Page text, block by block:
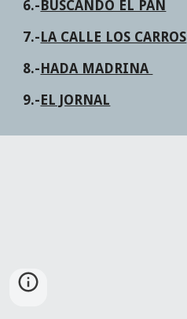
6.- BUSCANDO EL PAN
7.- LA CALLE LOS CARROS
8.- HADA MADRINA
9.- EL JORNAL